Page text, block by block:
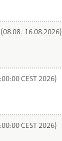
(08.08.-16.08.2026)
CEST 2026)
CEST 2026)